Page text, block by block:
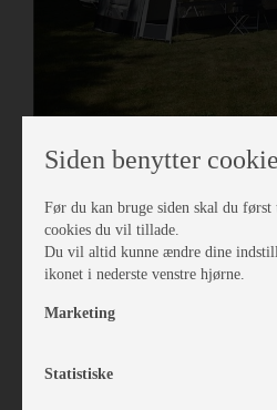
Vare nr. I261000319
Siden benytter
Før du kan bruge siden skal du
cookies du vil tillade.
Du vil altid kunne ændre dine
ikonet i nederste venstre hjørne.
Marketing
Statistiske